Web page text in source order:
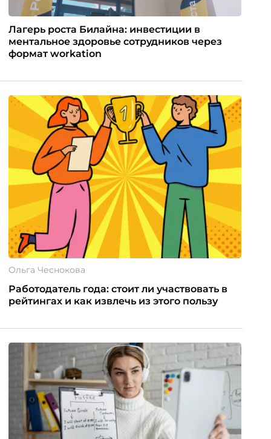
Лагерь роста Билайна: инвестиции в
ментальное здоровье сотрудников через
формат workation
Ольга Чеснокова
Работодатель года: стоит ли участвовать в
рейтингах и как извлечь из этого пользу